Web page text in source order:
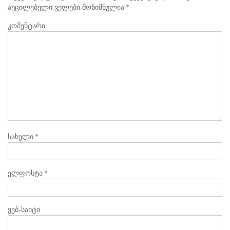
აუცილებელი ველები მონიშნულია *
კომენტარი
სახელი *
ელფოსტა *
ვებ-საიტი